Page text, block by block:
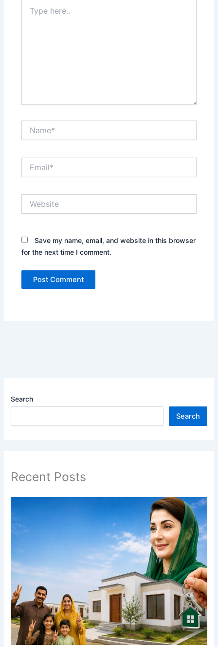
here..
Save my name, email, and website in this browser
for the next time I comment.
Search
Search
Recent Posts